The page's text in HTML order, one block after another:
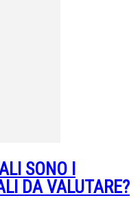
SONO I
DA VALUTARE?